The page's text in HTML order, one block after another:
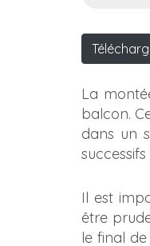
La
balcon.
dans un
Il est
être
le final